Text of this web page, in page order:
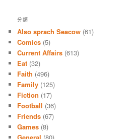
分類
Also sprach Seacow (61)
Comics (5)
Current Affairs (613)
Eat (32)
Faith (496)
Family (125)
Fiction (17)
Football (36)
Friends (67)
Games (8)